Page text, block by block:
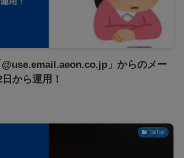
」からのメー
から運用！
TikTok